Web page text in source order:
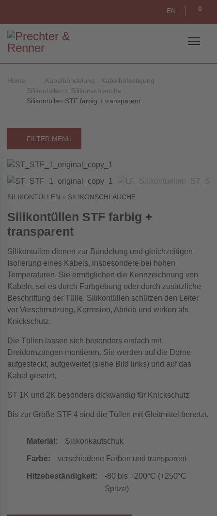
EN 0
Home
Kabelbündelung - Kabelbefestigung
Silikontüllen + Silikonschläuche
Silikontüllen STF farbig + transparent
FILTER MENU
SILIKONTÜLLEN + SILIKONSCHLÄUCHE
Silikontüllen STF farbig +
transparent
Silikontüllen dienen zur Bündelung und gleichzeitigen
Isolierung eines Kabels, insbesondere bei hohen
Temperaturen. Sie ermöglichen die Kennzeichnung von
Kabeln, sei es durch Farbgebung oder durch zusätzliche
Beschriftung der Tülle. Silikontüllen schützen den Leiter
vor Verschmutzung, Korrosion, Abrieb und wirken als
Knickschutz.
Die Tüllen lassen sich besonders einfach mit
Dreidornzangen montieren. Sie werden auf die Dorne
aufgesteckt, aufgeweitet (siehe Bild links) und auf das
Kabel gesetzt.
ST 1K und 2K besonders dickwandig für Knickschutz
Bis zur Größe STF 4 sind die Tüllen mit Gleitmittel benetzt.
Material: Silikonkautschuk
Farbe: verschiedene Farben und transparent
Hitzebeständigkeit:
-80 bis +200°C (+250°C
Spitze)